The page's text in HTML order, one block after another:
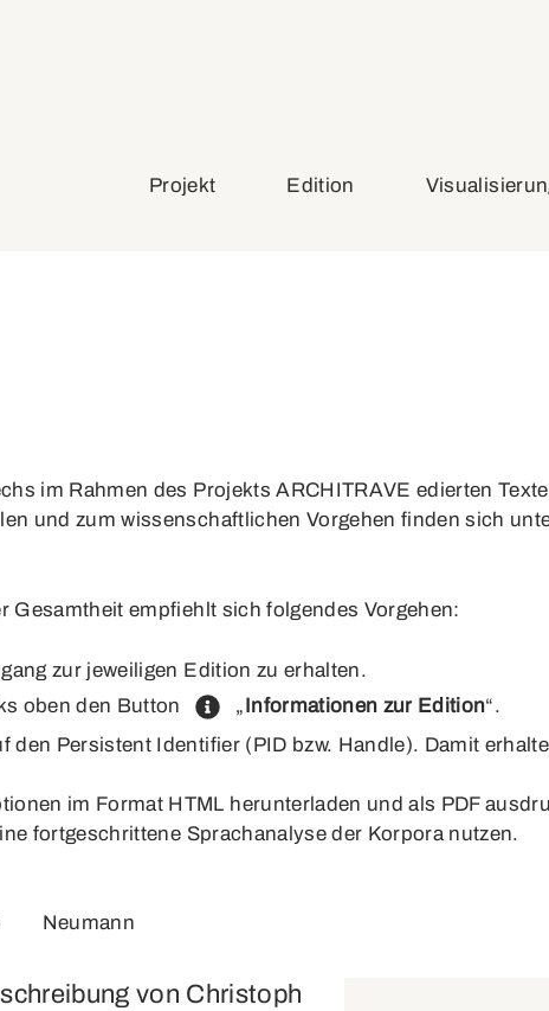
Projekt Edition
im Rahmen des Projekts ARCHITRAVE edierten
und zum wissenschaftlichen Vorgehen finden sich
empfiehlt sich folgendes Vorgehen:
zur jeweiligen Edition zu erhalten.
oben den Button
„ Informationen zur Edition“.
den Persistent Identifier (PID bzw. Handle). Damit
im Format HTML herunterladen und als PDF
fortgeschrittene Sprachanalyse der Korpora nutzen.
Neumann
von Christoph